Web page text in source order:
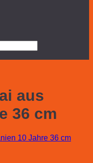
aus
36 cm
10 Jahre 36 cm